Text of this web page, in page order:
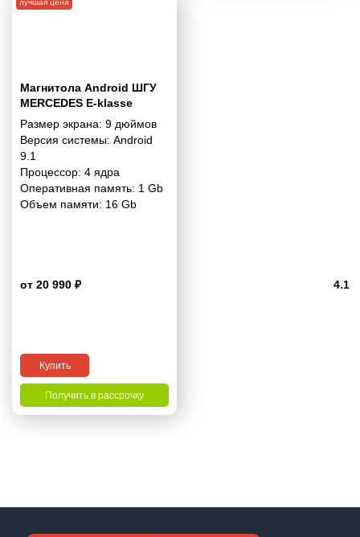
Магнитола Android ШГУ
MERCEDES E-klasse
(W211) 2002-2009; CLS-
klasse (C219) 2004-2010 9
дюймов - 9.1 1/16 Гб
Simple
Размер экрана: 9 дюймов
Версия системы: Android
9.1
Процессор: 4 ядра
Оперативная память: 1 Gb
Объем памяти: 16 Gb
от 20 990 ₽ 4.1
Купить
Получить в рассрочку
лучшая цена